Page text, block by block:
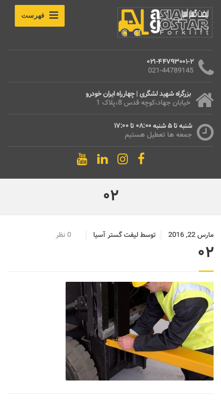
فهرست
021-44793001-2
021-44789145
بزرگراه شهید لشگری | چهارراه ایران خودرو
خیابان جهاد،کوچه قدس 8،پلاک 1
شنبه تا 5 شنبه 08:00 تا 17:00
جمعه ها تعطیل هستیم
02
مارس 22, 2016 توسطلیفت گستر آسیا 0 نظر
02